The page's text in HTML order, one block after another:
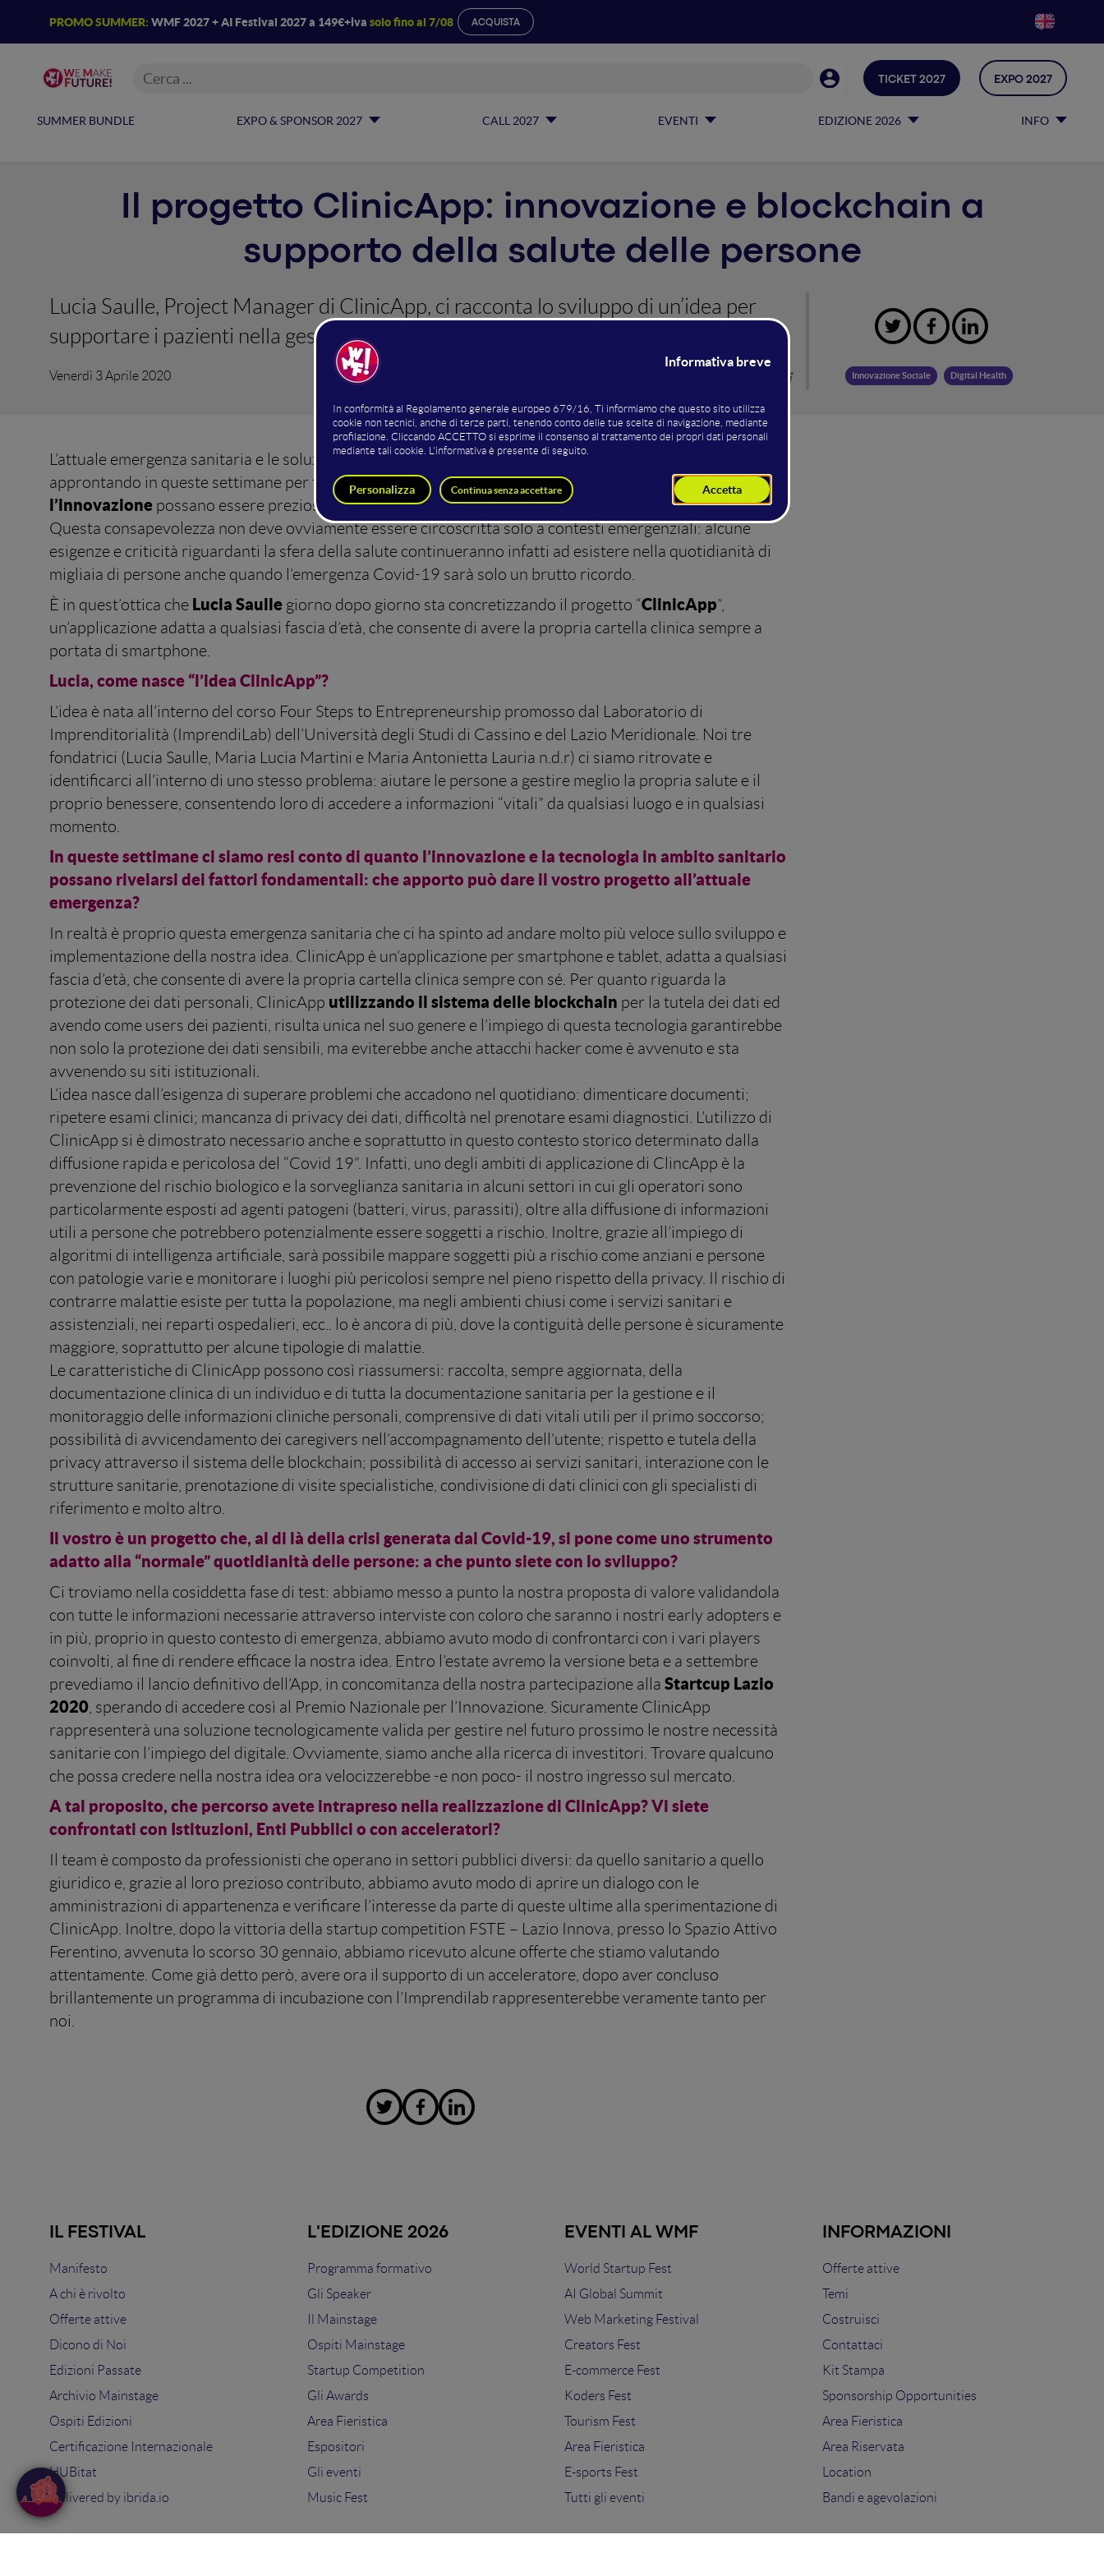
PROMO SUMMER: WMF 2027 + AI Festival 2027 a 149€+iva solo fino al 7/08 ACQUISTA
SUMMER BUNDLE EXPO & SPONSOR 2027 CALL 2027 EVENTI EDIZIONE 2026 INFO
TICKET 2027 EXPO 2027
Il progetto ClinicApp: innovazione e blockchain a
supporto della salute delle persone
Lucia Saulle, Project Manager di ClinicApp, ci racconta lo sviluppo di un’idea per
supportare i pazienti nella gestione delle cartelle cliniche in modo innovativo
Venerdì 3 Aprile 2020 Mirko Malgieri Innovazione Sociale Digital Health
L’attuale emergenza sanitaria e le soluzioni innovative che makers, aziende, industrie e startup stanno
approntando in queste settimane per farvi fronte sottolineano in maniera marcata quanto latecnologia e
l’innovazione possano essere preziose se impiegate e sviluppate in ambiti delicati come quellosanitario
.
Questa consapevolezza non deve ovviamente essere circoscritta solo a contesti emergenziali: alcune
esigenze e criticità riguardanti la sfera della salute continueranno infatti ad esistere nella quotidianità di
migliaia di persone anche quando l’emergenza Covid-19 sarà solo un brutto ricordo.
È in quest’ottica che Lucia Saulle giorno dopo giorno sta concretizzando il progetto “ClinicApp”,
un’applicazione adatta a qualsiasi fascia d’età, che consente di avere la propria cartella clinica sempre a
portata di smartphone.
Lucia, come nasce “l’idea ClinicApp”?
L’idea è nata all’interno del corso Four Steps to Entrepreneurship promosso dal Laboratorio di
Imprenditorialità (ImprendiLab) dell’Università degli Studi di Cassino e del Lazio Meridionale. Noi tre
fondatrici (Lucia Saulle, Maria Lucia Martini e Maria Antonietta Lauria n.d.r) ci siamo ritrovate e
identificarci all’interno di uno stesso problema: aiutare le persone a gestire meglio la propria salute e il
proprio benessere, consentendo loro di accedere a informazioni “vitali” da qualsiasi luogo e in qualsiasi
momento.
In queste settimane ci siamo resi conto di quanto l’innovazione e la tecnologia in ambito sanitario
possano rivelarsi dei fattori fondamentali: che apporto può dare il vostro progetto all’attuale
emergenza?
In realtà è proprio questa emergenza sanitaria che ci ha spinto ad andare molto più veloce sullo sviluppo e
implementazione della nostra idea. ClinicApp è un’applicazione per smartphone e tablet, adatta a qualsiasi
fascia d’età, che consente di avere la propria cartella clinica sempre con sé. Per quanto riguarda la
protezione dei dati personali, ClinicApp utilizzando il sistema delle blockchain per la tutela dei dati ed
avendo come users dei pazienti, risulta unica nel suo genere e l’impiego di questa tecnologia garantirebbe
non solo la protezione dei dati sensibili, ma eviterebbe anche attacchi hacker come è avvenuto e sta
avvenendo su siti istituzionali.
L’idea nasce dall’esigenza di superare problemi che accadono nel quotidiano: dimenticare documenti;
ripetere esami clinici; mancanza di privacy dei dati, difficoltà nel prenotare esami diagnostici. L’utilizzo di
ClinicApp si è dimostrato necessario anche e soprattutto in questo contesto storico determinato dalla
diffusione rapida e pericolosa del “Covid 19”. Infatti, uno degli ambiti di applicazione di ClincApp è la
prevenzione del rischio biologico e la sorveglianza sanitaria in alcuni settori in cui gli operatori sono
particolarmente esposti ad agenti patogeni (batteri, virus, parassiti), oltre alla diffusione di informazioni
utili a persone che potrebbero potenzialmente essere soggetti a rischio. Inoltre, grazie all’impiego di
algoritmi di intelligenza artificiale, sarà possibile mappare soggetti più a rischio come anziani e persone
con patologie varie e monitorare i luoghi più pericolosi sempre nel pieno rispetto della privacy. Il rischio di
contrarre malattie esiste per tutta la popolazione, ma negli ambienti chiusi come i servizi sanitari e
assistenziali, nei reparti ospedalieri, ecc.. lo è ancora di più, dove la contiguità delle persone è sicuramente
maggiore, soprattutto per alcune tipologie di malattie.
Le caratteristiche di ClinicApp possono così riassumersi: raccolta, sempre aggiornata, della
documentazione clinica di un individuo e di tutta la documentazione sanitaria per la gestione e il
monitoraggio delle informazioni cliniche personali, comprensive di dati vitali utili per il primo soccorso;
possibilità di avvicendamento dei caregivers nell’accompagnamento dell’utente; rispetto e tutela della
privacy attraverso il sistema delle blockchain; possibilità di accesso ai servizi sanitari, interazione con le
strutture sanitarie, prenotazione di visite specialistiche, condivisione di dati clinici con gli specialisti di
riferimento e molto altro.
Il vostro è un progetto che, al di là della crisi generata dal Covid-19, si pone come uno strumento
adatto alla “normale” quotidianità delle persone: a che punto siete con lo sviluppo?
Ci troviamo nella cosiddetta fase di test: abbiamo messo a punto la nostra proposta di valore validandola
con tutte le informazioni necessarie attraverso interviste con coloro che saranno i nostri early adopters e
in più, proprio in questo contesto di emergenza, abbiamo avuto modo di confrontarci con i vari players
coinvolti, al fine di rendere efficace la nostra idea. Entro l’estate avremo la versione beta e a settembre
prevediamo il lancio definitivo dell’App, in concomitanza della nostra partecipazione alla Startcup Lazio
2020 , sperando di accedere così al Premio Nazionale per l’Innovazione. Sicuramente ClinicApp
rappresenterà una soluzione tecnologicamente valida per gestire nel futuro prossimo le nostre necessità
sanitarie con l’impiego del digitale. Ovviamente, siamo anche alla ricerca di investitori. Trovare qualcuno
che possa credere nella nostra idea ora velocizzerebbe -e non poco- il nostro ingresso sul mercato.
A tal proposito, che percorso avete intrapreso nella realizzazione di ClinicApp? Vi siete
confrontati con Istituzioni, Enti Pubblici o con acceleratori?
Il team è composto da professionisti che operano in settori pubblici diversi: da quello sanitario a quello
giuridico e, grazie al loro prezioso contributo, abbiamo avuto modo di aprire un dialogo con le
amministrazioni di appartenenza e verificare l’interesse da parte di queste ultime alla sperimentazione di
ClinicApp. Inoltre, dopo la vittoria della startup competition FSTE – Lazio Innova, presso lo Spazio Attivo
Ferentino, avvenuta lo scorso 30 gennaio, abbiamo ricevuto alcune offerte che stiamo valutando
attentamente. Come già detto però, avere ora il supporto di un acceleratore, dopo aver concluso
brillantemente un programma di incubazione con l’Imprendilab rappresenterebbe veramente tanto per
noi.
IL FESTIVAL
Manifesto
A chi è rivolto
Offerte attive
Dicono di Noi
Edizioni Passate
Archivio Mainstage
Ospiti Edizioni
Certificazione Internazionale
HUBitat
Delivered by ibrida.io
L'EDIZIONE 2026
Programma formativo
Gli Speaker
Il Mainstage
Ospiti Mainstage
Startup Competition
Gli Awards
Area Fieristica
Espositori
Gli eventi
Music Fest
EVENTI AL WMF
World Startup Fest
AI Global Summit
Web Marketing Festival
Creators Fest
E-commerce Fest
Koders Fest
Tourism Fest
Area Fieristica
E-sports Fest
Tutti gli eventi
INFORMAZIONI
Offerte attive
Temi
Costruisci
Contattaci
Kit Stampa
Sponsorship Opportunities
Area Fieristica
Area Riservata
Location
Bandi e agevolazioni